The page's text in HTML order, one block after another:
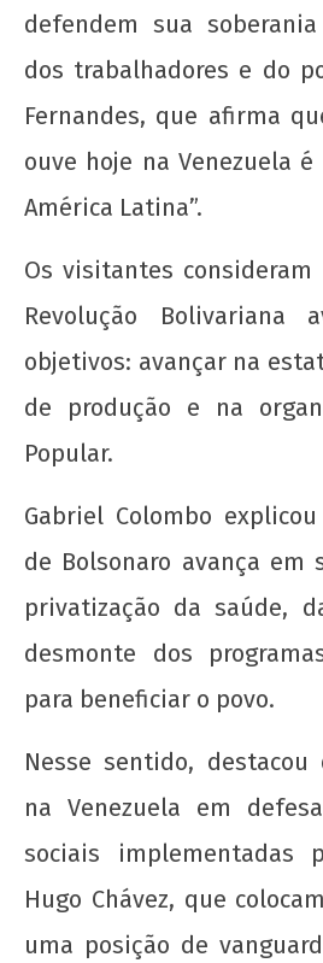
Cuba não se rende!
cubano ante a escalada
23
maio
2019
admin
aniversário
de
maio
2019
wp-
admin
Toda solidariedade ao povo
juventude em luta
defendem sua
dos trabalhadores e do
Fernandes, que afirma
ouve hoje na Venezuela
América Latina”.
Os visitantes consideram
Revolução Bolivariana
objetivos: avançar na
de produção e na
Popular.
Gabriel Colombo
de Bolsonaro avança em
privatização da saúde,
desmonte dos
para beneficiar o povo.
Nesse sentido, destacou
na Venezuela em
sociais implementadas
Hugo Chávez, que
uma posição de